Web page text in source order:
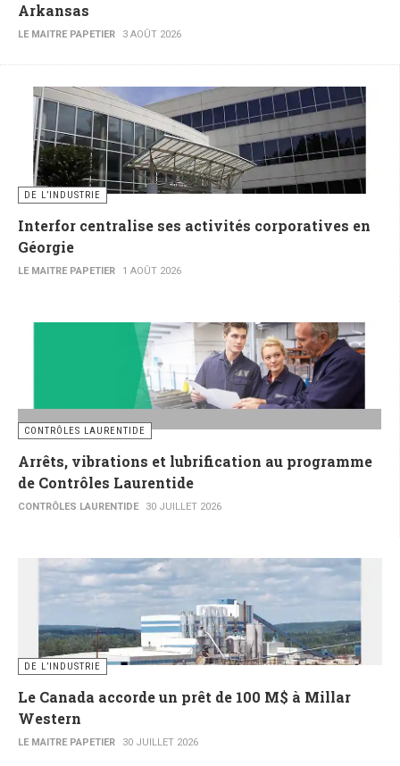
Arkansas
LE MAITRE PAPETIER 3 AOÛT 2026
DE L’INDUSTRIE
Interfor centralise ses activités corporatives en
Géorgie
LE MAITRE PAPETIER 1 AOÛT 2026
CONTRÔLES LAURENTIDE
Arrêts, vibrations et lubrification au programme
de Contrôles Laurentide
CONTRÔLES LAURENTIDE 30 JUILLET 2026
DE L’INDUSTRIE
Le Canada accorde un prêt de 100 M$ à Millar
Western
LE MAITRE PAPETIER 30 JUILLET 2026